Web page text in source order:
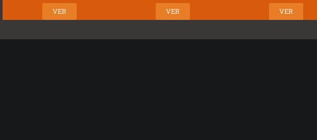
VER VER VER